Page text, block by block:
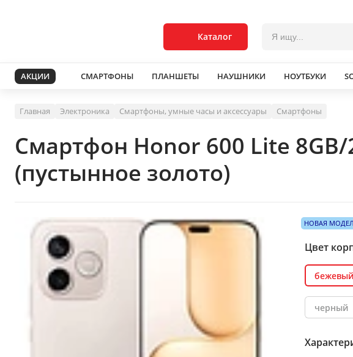
Каталог
АКЦИИ СМАРТФОНЫ ПЛАНШЕТЫ НАУШНИКИ НОУТБУКИ
Главная Электроника Смартфоны, умные часы и аксессуары Смартфоны
Смартфон Honor 600 Lite
(пустынное золото)
НОВАЯ
Цвет
черный